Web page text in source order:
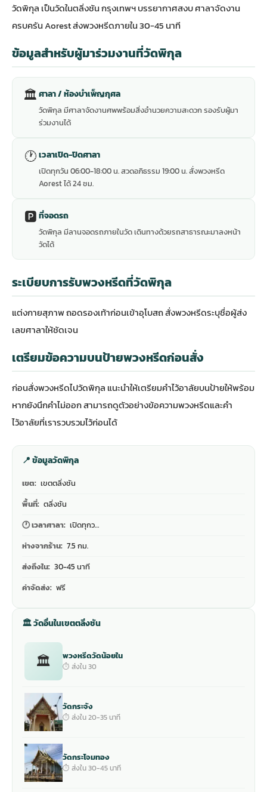
วัดพิกุล เป็นวัดในตลิ่งชัน กรุงเทพฯ บรรยากาศสงบ ศาลาจัดงาน
ครบครัน Aorest ส่งพวงหรีดภายใน 30-45 นาที
ข้อมูลสำหรับผู้มาร่วมงานที่วัดพิกุล
🏛 ศาลา / ห้องบำเพ็ญกุศล
วัดพิกุล มีศาลาจัดงานศพพร้อมสิ่งอำนวยความสะดวก รองรับผู้มา
ร่วมงานได้
🕐 เวลาเปิด-ปิดศาลา
เปิดทุกวัน 06:00-18:00 น. สวดอภิธรรม 19:00 น. สั่งพวงหรีด
Aorest ได้ 24 ชม.
🅿️ ที่จอดรถ
วัดพิกุล มีลานจอดรถภายในวัด เดินทางด้วยรถสาธารณะมาลงหน้า
วัดได้
ระเบียบการรับพวงหรีดที่วัดพิกุล
แต่งกายสุภาพ ถอดรองเท้าก่อนเข้าอุโบสถ สั่งพวงหรีดระบุชื่อผู้ส่ง
เลขศาลาให้ชัดเจน
เตรียมข้อความบนป้ายพวงหรีดก่อนสั่ง
ก่อนสั่งพวงหรีดไปวัดพิกุล แนะนำให้เตรียมคำไว้อาลัยบนป้ายให้พร้อม
หากยังนึกคำไม่ออก สามารถดูตัวอย่างข้อความพวงหรีดและคำ
ไว้อาลัยที่เรารวบรวมไว้ก่อนได้
📍 ข้อมูลวัดพิกุล
เขต: เขตตลิ่งชัน
พื้นที่: ตลิ่งชัน
🕐 เวลาศาลา: เปิดทุกว…
ห่างจากร้าน: 7.5 กม.
ส่งถึงใน: 30-45 นาที
ค่าจัดส่ง: ฟรี
🏛 วัดอื่นในเขตตลิ่งชัน
🏛 พวงหรีดวัดน้อยใน
⏱ ส่งใน 30
วัดกระจัง
⏱ ส่งใน 20-35 นาที
วัดกระโจมทอง
⏱ ส่งใน 30-45 นาที